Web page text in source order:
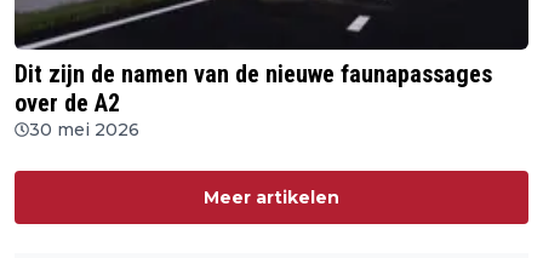
Dit zijn de namen van de nieuwe faunapassages
over de A2
30 mei 2026
Meer artikelen